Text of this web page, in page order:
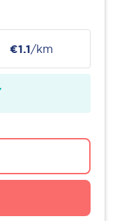
€1.1/km